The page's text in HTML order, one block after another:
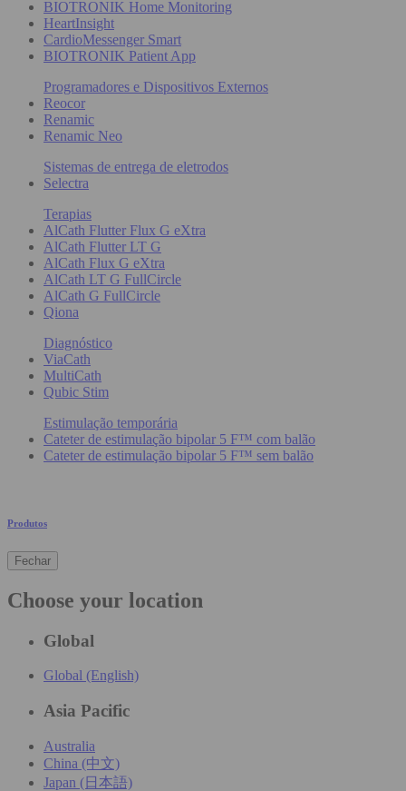
BIOTRONIK Home Monitoring
HeartInsight
CardioMessenger Smart
BIOTRONIK Patient App
Programadores e Dispositivos Externos
Reocor
Renamic
Renamic Neo
Sistemas de entrega de eletrodos
Selectra
Terapias
AlCath Flutter Flux G eXtra
AlCath Flutter LT G
AlCath Flux G eXtra
AlCath LT G FullCircle
AlCath G FullCircle
Qiona
Diagnóstico
ViaCath
MultiCath
Qubic Stim
Estimulação temporária
Cateter de estimulação bipolar 5 F™ com balão
Cateter de estimulação bipolar 5 F™ sem balão
Produtos
Fechar
Choose your location
Global
Global (English)
Asia Pacific
Australia
China (中文)
Japan (日本語)